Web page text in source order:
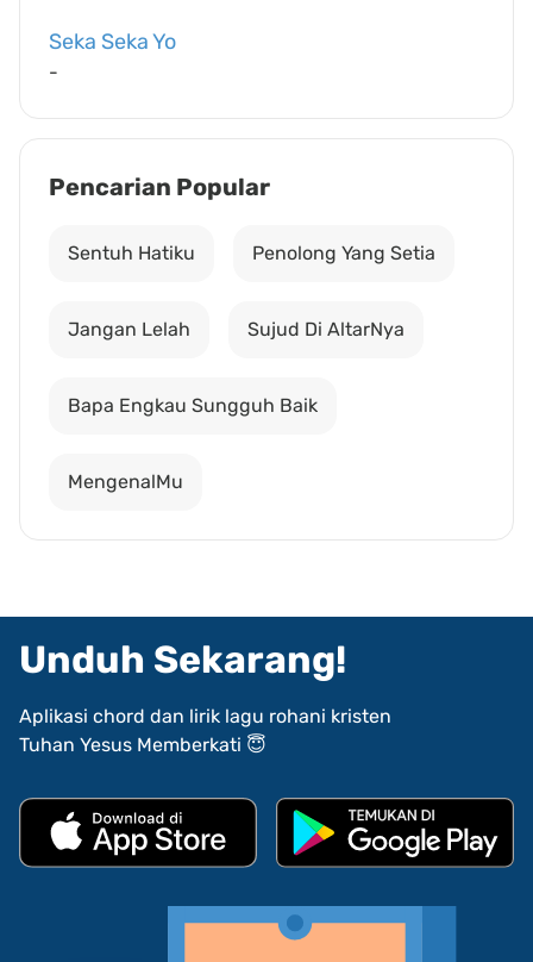
Seka Seka Yo
-
Pencarian Popular
Sentuh Hatiku Penolong Yang Setia
Jangan Lelah Sujud Di AltarNya
Bapa Engkau Sungguh Baik
MengenalMu
Unduh Sekarang!
Aplikasi chord dan lirik lagu rohani kristen
Tuhan Yesus Memberkati 😇